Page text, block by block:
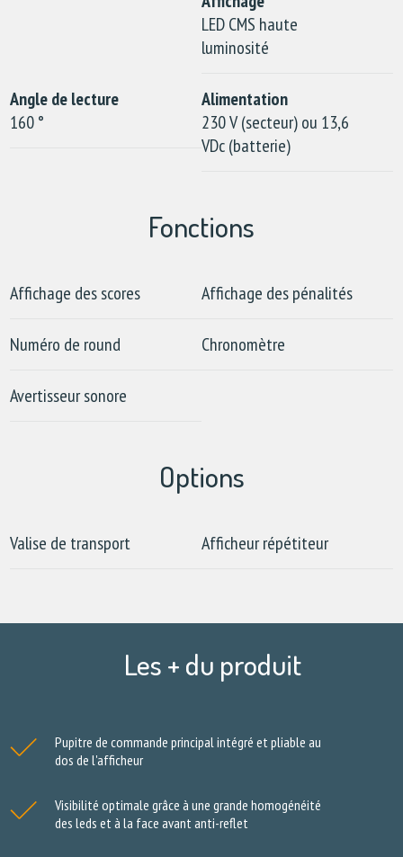
LED CMS haute
luminosité
Angle de lecture
160 °
Alimentation
230 V (secteur) ou 13,6
VDc (batterie)
Fonctions
Affichage des scores Affichage des pénalités
Numéro de round Chronomètre
Avertisseur sonore
Options
Valise de transport Afficheur répétiteur
Les + du produit
Pupitre de commande principal intégré et pliable au
dos de l'afficheur
Visibilité optimale grâce à une grande homogénéité
des leds et à la face avant anti-reflet